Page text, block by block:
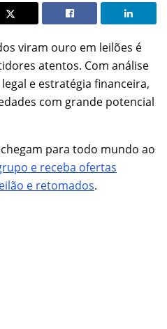
viram ouro em leilões é
atentos. Com análise
e estratégia financeira,
com grande potencial
para todo mundo ao
e receba ofertas
e retomados.